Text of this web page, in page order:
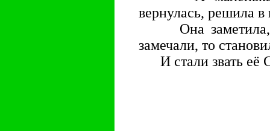
вернулась, решила в
Она заметила,
замечали, то
И стали звать её